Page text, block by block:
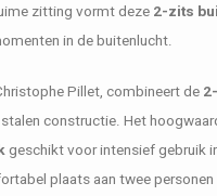
zitting vormt deze 2-zits
in de buitenlucht.
Pillet, combineert de
constructie. Het
geschikt voor intensief gebruik
plaats aan twee